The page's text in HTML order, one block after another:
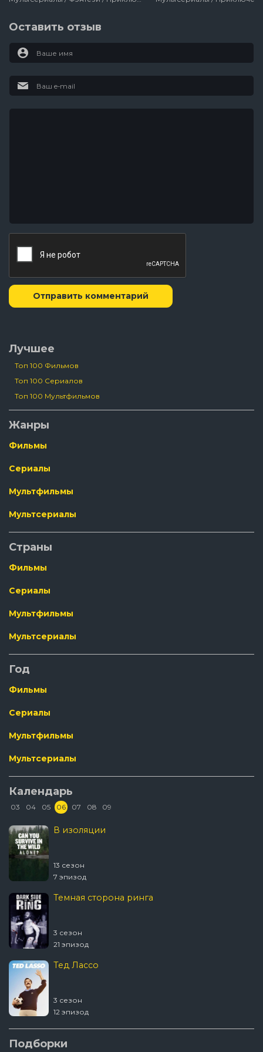
Оставить отзыв
Отправить комментарий
Лучшее
Топ 100 Фильмов
Топ 100 Сериалов
Топ 100 Мультфильмов
Жанры
Фильмы
Сериалы
Мультфильмы
Мультсериалы
Страны
Фильмы
Сериалы
Мультфильмы
Мультсериалы
Год
Фильмы
Сериалы
Мультфильмы
Мультсериалы
Календарь
03 04 05 06 07 08 09
В изоляции
13 сезон
7 эпизод
Темная сторона ринга
3 сезон
21 эпизод
Тед Лассо
3 сезон
12 эпизод
Ковчег
Подборки